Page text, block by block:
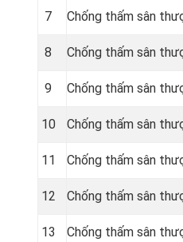
7 Chống thấm sân
8 Chống thấm sân
9 Chống thấm sân
10 Chống thấm sân
11 Chống thấm sân
12 Chống thấm sân
13 Chống thấm sân